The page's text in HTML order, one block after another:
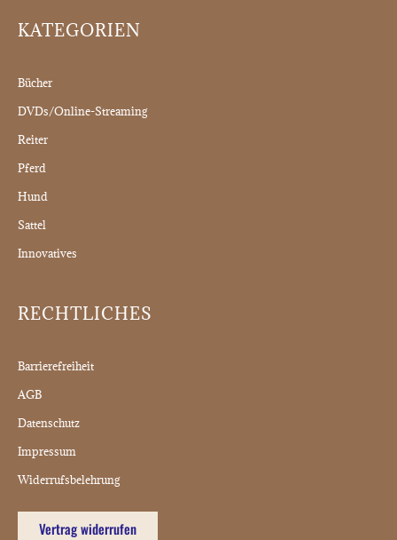
KATEGORIEN
Bücher
DVDs/Online-Streaming
Reiter
Pferd
Hund
Sattel
Innovatives
RECHTLICHES
Barrierefreiheit
AGB
Datenschutz
Impressum
Widerrufsbelehrung
Vertrag widerrufen